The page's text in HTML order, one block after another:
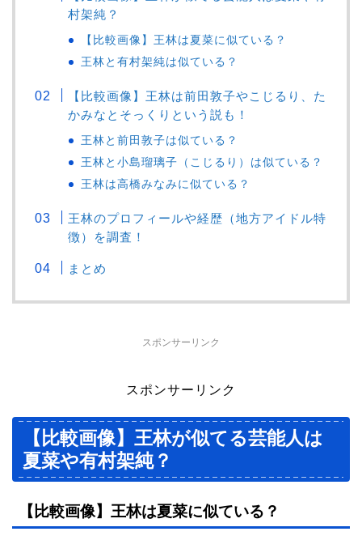
村架純？
【比較画像】王林は夏菜に似ている？
王林と有村架純は似ている？
【比較画像】王林は前田敦子やこじるり、た
かみなとそっくりという説も！
王林と前田敦子は似ている？
王林と小島瑠璃子（こじるり）は似ている？
王林は高橋みなみに似ている？
王林のプロフィールや経歴（地方アイドル特
徴）を調査！
まとめ
スポンサーリンク
スポンサーリンク
【比較画像】王林が似てる芸能人は
夏菜や有村架純？
【比較画像】王林は夏菜に似ている？